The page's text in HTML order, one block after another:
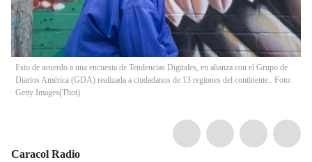
Esto de acuerdo a una encuesta de Tendencias Digitales, en alianza con el Grupo de
Diarios América (GDA) realizada a ciudadanos de 13 regiones del continente.. Foto:
Getty Images(Thot)
Caracol Radio